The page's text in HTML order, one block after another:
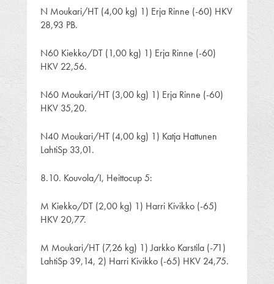
N Moukari/HT (4,00 kg) 1) Erja Rinne (-60) HKV
28,93 PB.
N60 Kiekko/DT (1,00 kg) 1) Erja Rinne (-60)
HKV 22,56.
N60 Moukari/HT (3,00 kg) 1) Erja Rinne (-60)
HKV 35,20.
N40 Moukari/HT (4,00 kg) 1) Katja Hattunen
LahtiSp 33,01.
8.10. Kouvola/I, Heittocup 5:
M Kiekko/DT (2,00 kg) 1) Harri Kivikko (-65)
HKV 20,77.
M Moukari/HT (7,26 kg) 1) Jarkko Karstila (-71)
LahtiSp 39,14, 2) Harri Kivikko (-65) HKV 24,75.